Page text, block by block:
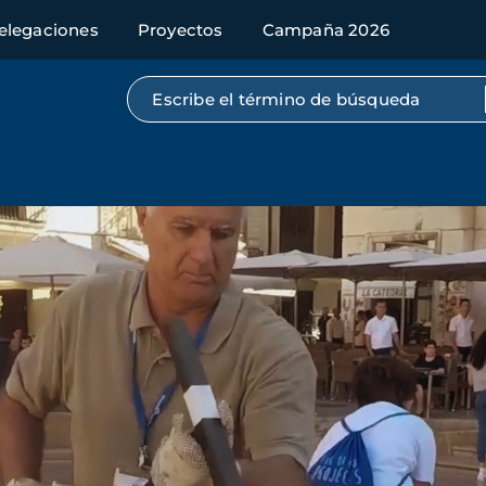
Proyectos Campaña 2026
Búsqueda por texto completo